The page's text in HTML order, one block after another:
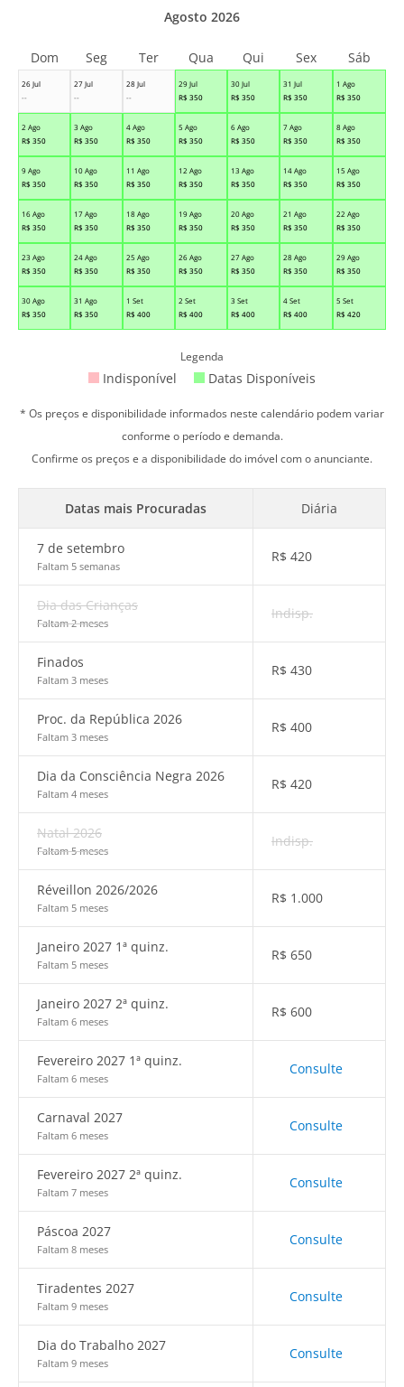
26 Jul
--
27 Jul
--
28 Jul
--
29 Jul
R$ 350
30 Jul
R$ 350
31 Jul
R$ 350
1 Ago
R$ 350
2 Ago
R$ 350
3 Ago
R$ 350
4 Ago
R$ 350
5 Ago
R$ 350
6 Ago
R$ 350
7 Ago
R$ 350
8 Ago
R$ 350
9 Ago
R$ 350
10 Ago
R$ 350
11 Ago
R$ 350
12 Ago
R$ 350
13 Ago
R$ 350
14 Ago
R$ 350
15 Ago
R$ 350
16 Ago
R$ 350
17 Ago
R$ 350
18 Ago
R$ 350
19 Ago
R$ 350
20 Ago
R$ 350
21 Ago
R$ 350
22 Ago
R$ 350
23 Ago
R$ 350
24 Ago
R$ 350
25 Ago
R$ 350
26 Ago
R$ 350
27 Ago
R$ 350
28 Ago
R$ 350
29 Ago
R$ 350
30 Ago
R$ 350
31 Ago
R$ 350
1 Set
R$ 400
2 Set
R$ 400
3 Set
R$ 400
4 Set
R$ 400
5 Set
R$ 420
Agosto 2026
Dom Seg Ter Qua Qui Sex Sáb
Legenda
Indisponível Datas Disponíveis
* Os preços e disponibilidade informados neste calendário podem variar
conforme o período e demanda.
Confirme os preços e a disponibilidade do imóvel com o anunciante.
Datas mais Procuradas Diária
7 de setembro
Faltam 5 semanas
R$ 420
Dia das Crianças
Faltam 2 meses
Indisp.
Finados
Faltam 3 meses
R$ 430
Proc. da República 2026
Faltam 3 meses
R$ 400
Dia da Consciência Negra 2026
Faltam 4 meses
R$ 420
Natal 2026
Faltam 5 meses
Indisp.
Réveillon 2026/2026
Faltam 5 meses
R$ 1.000
Janeiro 2027 1ª quinz.
Faltam 5 meses
R$ 650
Janeiro 2027 2ª quinz.
Faltam 6 meses
R$ 600
Fevereiro 2027 1ª quinz.
Faltam 6 meses
Consulte
Carnaval 2027
Faltam 6 meses
Consulte
Fevereiro 2027 2ª quinz.
Faltam 7 meses
Consulte
Páscoa 2027
Faltam 8 meses
Consulte
Tiradentes 2027
Faltam 9 meses
Consulte
Dia do Trabalho 2027
Faltam 9 meses
Consulte